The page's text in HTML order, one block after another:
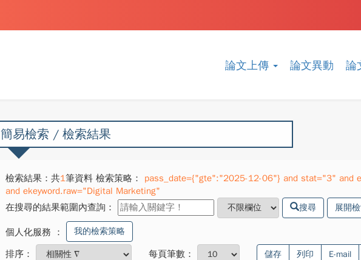
論文上傳 論文異動 論
簡易檢索 / 檢索結果
檢索結果：共1筆資料 檢索策略：
pass_date={"gte":"2025-12-06"} and stat="3" and
and ekeyword.raw="Digital Marketing"
在搜尋的結果範圍內查詢：
搜尋 展開
個人化服務 ： 我的檢索策略
排序： 每頁筆數： 儲存 列印 E-mail